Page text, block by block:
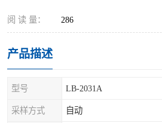
阅 读 量： 286
产品描述
型号 LB-2031A
采样方式 自动